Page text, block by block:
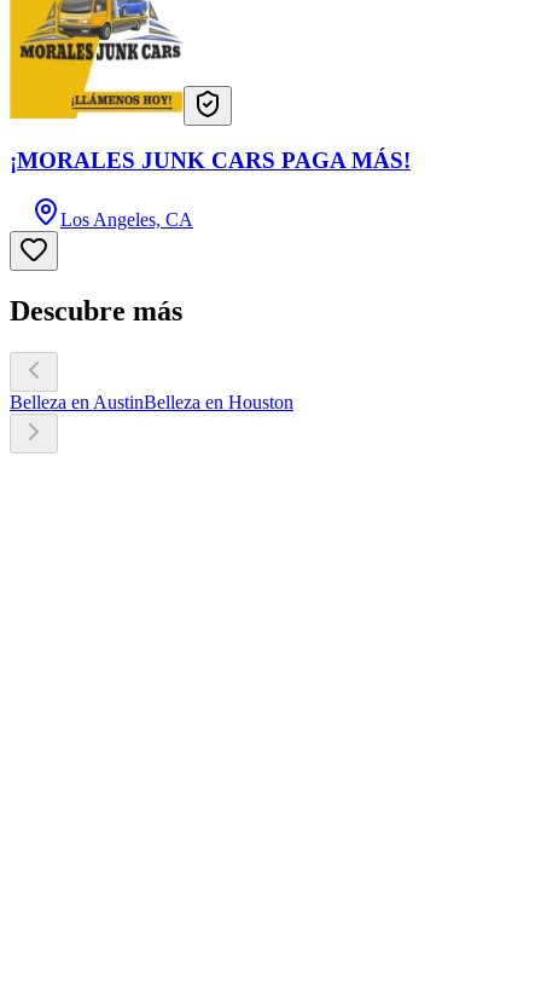
¡MORALES JUNK CARS PAGA MÁS!
Los Angeles, CA
Descubre más
Belleza en AustinBelleza en Houston